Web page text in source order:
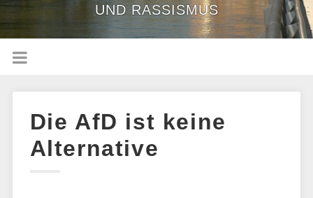
UND RASSISMUS
Die AfD ist keine
Alternative